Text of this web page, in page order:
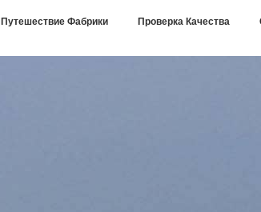
Путешествие Фабрики Проверка Качества